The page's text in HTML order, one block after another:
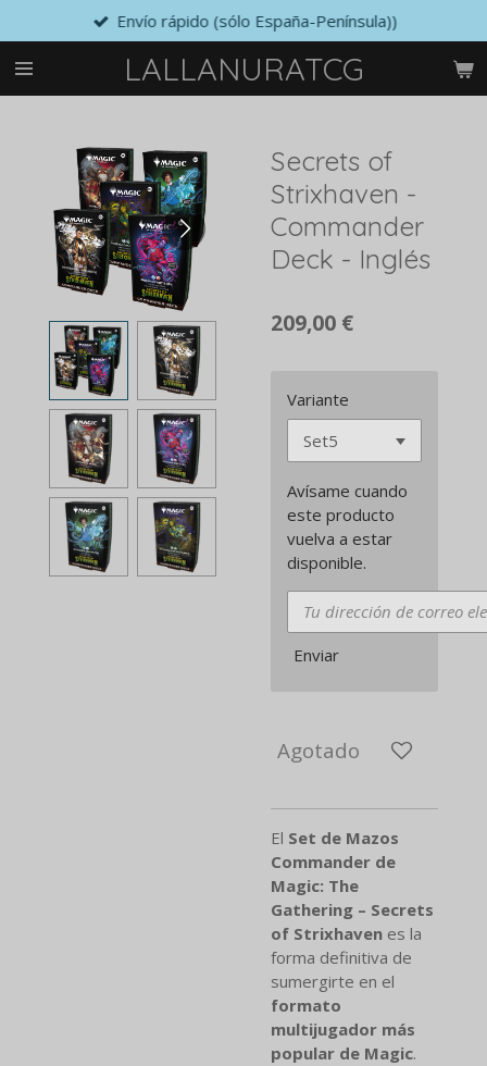
al
contenido
principal
LALLANURATCG
Envío rápido (sólo España-Península))
Secrets of
Strixhaven -
Commander
Deck - Inglés
209,00 €
Variante
Avísame cuando
este producto
vuelva a estar
disponible.
Enviar
Agotado
El Set de Mazos
Commander de
Magic: The
Gathering – Secrets
of Strixhaven es la
forma definitiva de
sumergirte en el
formato
multijugador más
popular de Magic.